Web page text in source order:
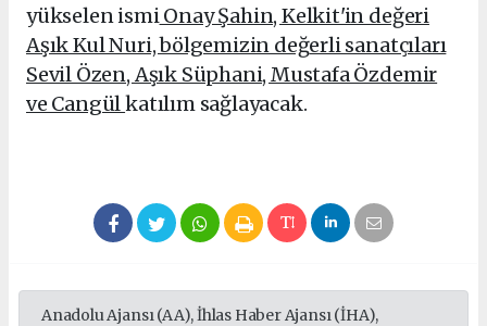
yükselen ismiOnay Şahin, Kelkit'in değeri
Aşık Kul Nuri, bölgemizin değerli sanatçıları
Sevil Özen, Aşık Süphani, Mustafa Özdemir
ve Cangülkatılım sağlayacak.
Anadolu Ajansı (AA), İhlas Haber Ajansı (İHA),